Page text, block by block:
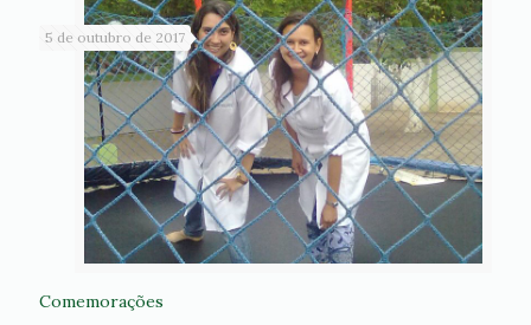
5 de outubro de 2017
Comemorações